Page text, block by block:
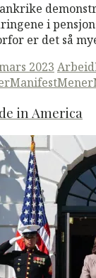
i
er det så
2023 Arbeid
ManifestMener
in America